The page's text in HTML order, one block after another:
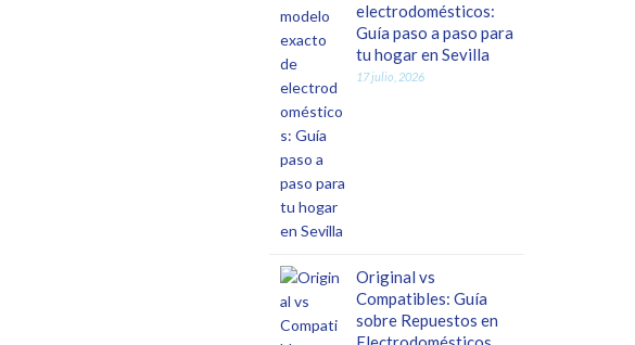
electrodomésticos:
Guía paso a paso para
tu hogar en Sevilla
17 julio, 2026
Original vs
Compatibles: Guía
sobre Repuestos en